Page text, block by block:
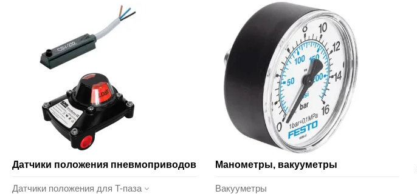
Датчики положения пневмоприводов
Датчики положения для T-паза
Манометры, вакууметры
Вакууметры